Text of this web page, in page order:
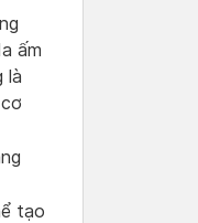
ấm
là
tạo